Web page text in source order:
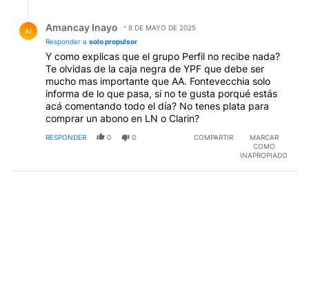
AI Amancay Inayo
8 DE MAYO DE 2025
Responder a solo propulsor
Y como explicas que el grupo Perfil no recibe nada?
Te olvidas de la caja negra de YPF que debe ser
mucho mas importante que AA. Fontevecchia solo
informa de lo que pasa, si no te gusta porqué estás
acá comentando todo el día? No tenes plata para
comprar un abono en LN o Clarin?
RESPONDER 0 0 COMPARTIR
MARCAR
COMO
INAPROPIADO